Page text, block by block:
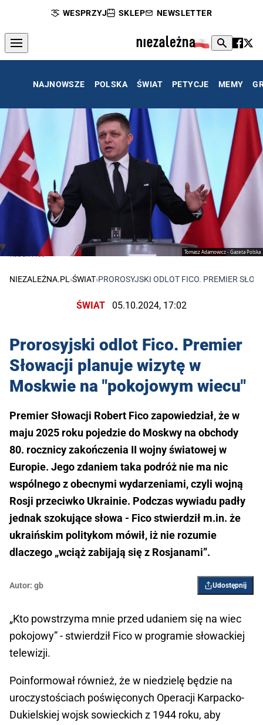
WESPRZYJ SKLEP NEWSLETTER
NAJNOWSZE POLSKA ŚWIAT PETYCJE MEMY
Tomasz Adamowicz - Gazeta Polska
Robert Fico
NIEZALEŻNA.PL ›ŚWIAT›PROROSYJSKI ODLOT FICO. PREMIER
ŚWIAT 05.10.2024, 17:02
Prorosyjski odlot Fico. Premier
Słowacji planuje wizytę w
Moskwie na "pokojowym wiecu"
Premier Słowacji Robert Fico zapowiedział, że w
maju 2025 roku pojedzie do Moskwy na obchody
80. rocznicy zakończenia II wojny światowej w
Europie. Jego zdaniem taka podróż nie ma nic
wspólnego z obecnymi wydarzeniami, czyli wojną
Rosji przeciwko Ukrainie. Podczas wywiadu padły
jednak szokujące słowa - Fico stwierdził m.in. że
ukraińskim politykom mówił, iż nie rozumie
dlaczego „wciąż zabijają się z Rosjanami”.
Autor: gb Udostępnij
„Kto powstrzyma mnie przed udaniem się na wiec
pokojowy” - stwierdził Fico w programie słowackiej
telewizji.
Poinformował również, że w niedzielę będzie na
uroczystościach poświęconych Operacji Karpacko-
Dukielskiej wojsk sowieckich z 1944 roku, aby